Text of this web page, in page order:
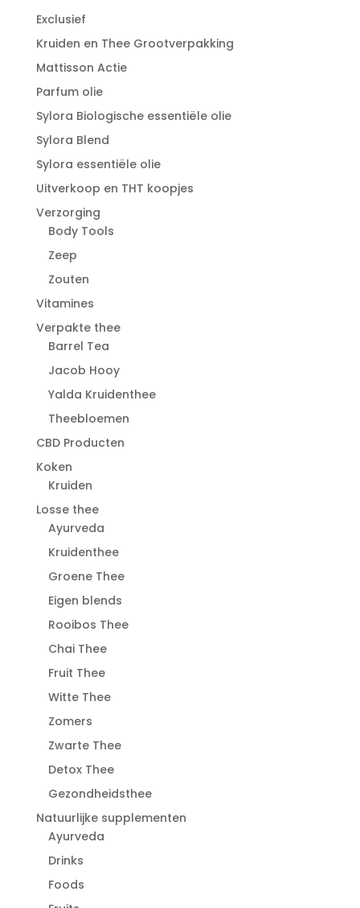
Exclusief
Kruiden en Thee Grootverpakking
Mattisson Actie
Parfum olie
Sylora Biologische essentiële olie
Sylora Blend
Sylora essentiële olie
Uitverkoop en THT koopjes
Verzorging
Body Tools
Zeep
Zouten
Vitamines
Verpakte thee
Barrel Tea
Jacob Hooy
Yalda Kruidenthee
Theebloemen
CBD Producten
Koken
Kruiden
Losse thee
Ayurveda
Kruidenthee
Groene Thee
Eigen blends
Rooibos Thee
Chai Thee
Fruit Thee
Witte Thee
Zomers
Zwarte Thee
Detox Thee
Gezondheidsthee
Natuurlijke supplementen
Ayurveda
Drinks
Foods